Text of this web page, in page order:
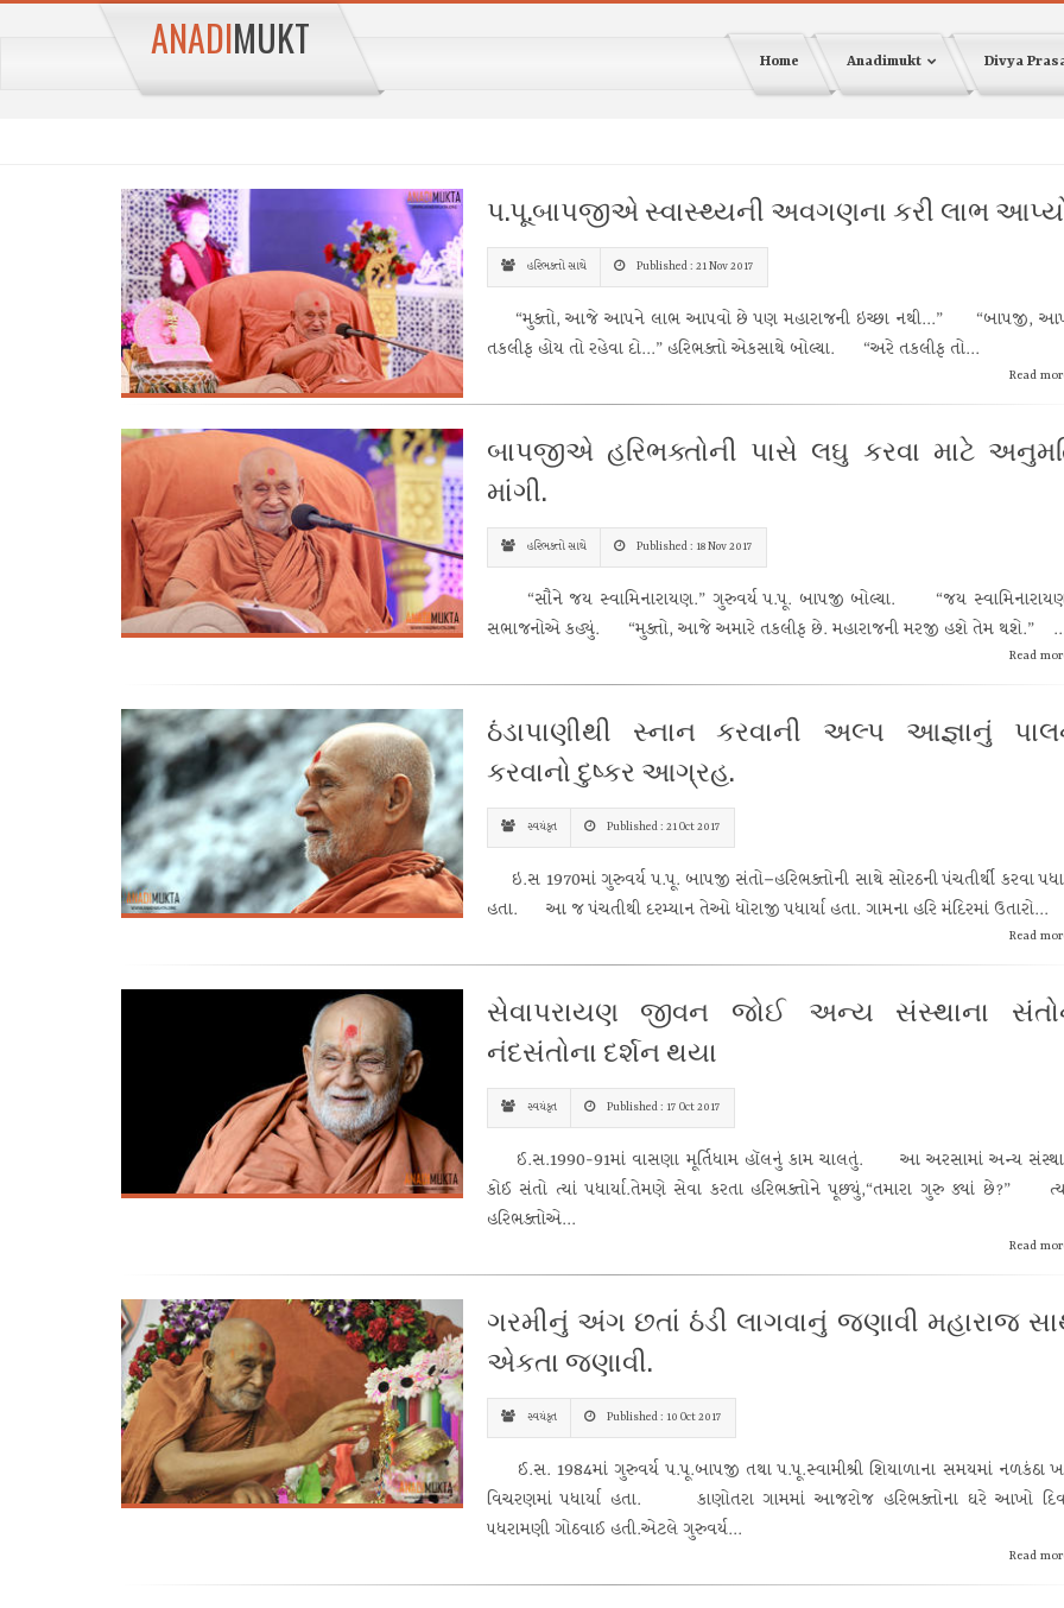
ANADIMUKT Home Anadimukt Divya
પ.પૂ.બાપજીએ સ્વાસ્થ્યની અવગણના કરી લાભ
હરિભક્તો સાથે Published : 21 Nov 2017
“મુક્તો, આજે આપને લાભ આપવો છે પણ મહારાજની ઇચ્છા નથી...” “બાપજી,
તકલીફ હોય તો રહેવા દો...” હરિભક્તો એકસાથે બોલ્યા. “અરે તકલીફ તો...
Read
બાપજીએ હરિભક્તોની પાસે લઘુ કરવા માટે
માંગી.
હરિભક્તો સાથે Published : 18 Nov 2017
“સૌને જય સ્વામિનારાયણ.” ગુરુવર્ય પ.પૂ. બાપજી બોલ્યા. “જય
સભાજનોએ કહ્યું. “મુક્તો, આજે અમારે તકલીફ છે. મહારાજની મરજી હશે તેમ થશે.”
Read
ઠંડાપાણીથી સ્નાન કરવાની અલ્પ આજ્ઞાનું
કરવાનો દુષ્કર આગ્રહ.
સ્વયંકૃત Published : 21 Oct 2017
ઇ.સ 1970માં ગુરુવર્ય પ.પૂ. બાપજી સંતો–હરિભક્તોની સાથે સોરઠની પંચતીર્થી કરવા
હતા. આ જ પંચતીથી દરમ્યાન તેઓ ધોરાજી પધાર્યા હતા. ગામના હરિ મંદિરમાં ઉતારો...
Read
સેવાપરાયણ જીવન જોઈ અન્ય સંસ્થાના
નંદસંતોના દર્શન થયા
સ્વયંકૃત Published : 17 Oct 2017
ઈ.સ.1990-91માં વાસણા મૂર્તિધામ હૉલનું કામ ચાલતું. આ અરસામાં અન્ય
કોઈ સંતો ત્યાં પધાર્યા.તેમણે સેવા કરતા હરિભક્તોને પૂછ્યું,“તમારા ગુરુ ક્યાં છે?”
હરિભક્તોએ...
Read
ગરમીનું અંગ છતાં ઠંડી લાગવાનું જણાવી મહારાજ
એકતા જણાવી.
સ્વયંકૃત Published : 10 Oct 2017
ઈ.સ. 1984માં ગુરુવર્ય પ.પૂ.બાપજી તથા પ.પૂ.સ્વામીશ્રી શિયાળાના સમયમાં નળકંઠા
વિચરણમાં પધાર્યા હતા. કાણોતરા ગામમાં આજરોજ હરિભક્તોના ઘરે આખો
પધરામણી ગોઠવાઈ હતી.એટલે ગુરુવર્ય...
Read